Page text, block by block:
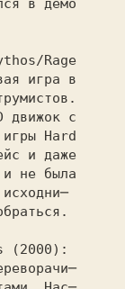
в демо
игра в
движок с
Hard
и даже
не была